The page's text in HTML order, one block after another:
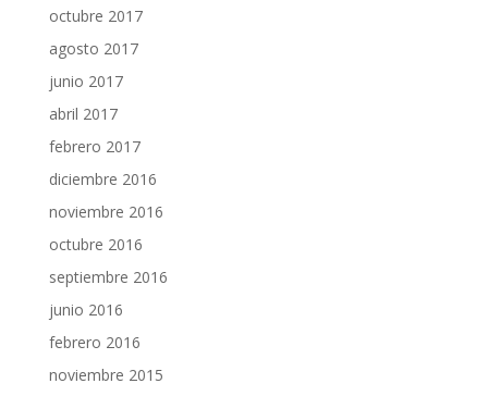
octubre 2017
agosto 2017
junio 2017
abril 2017
febrero 2017
diciembre 2016
noviembre 2016
octubre 2016
septiembre 2016
junio 2016
febrero 2016
noviembre 2015